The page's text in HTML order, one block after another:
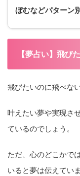
ぼむなどパターン
【夢占い】飛び
飛びたいのに飛べな
叶えたい夢や実現さ
ているのでしょう。
ただ、心のどこかで
いると夢は伝えていま